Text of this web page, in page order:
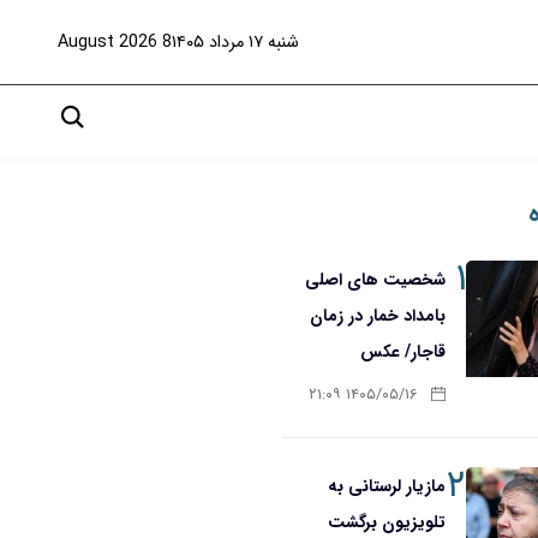
شنبه ۱۷ مرداد ۱۴۰۵ 8 August 2026
۱ شخصیت های اصلی
بامداد خمار در زمان
قاجار/ عکس
۱۴۰۵/۰۵/۱۶ ۲۱:۰۹
۲مازیار لرستانی به
تلویزیون برگشت